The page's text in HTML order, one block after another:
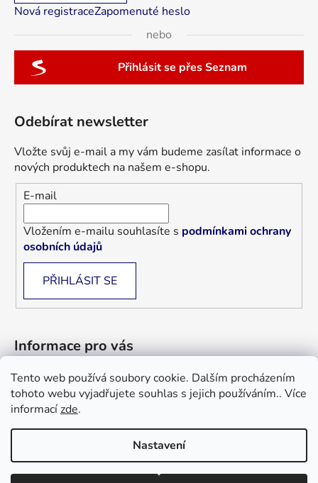
Tento web používá soubory cookie. Dalším procházením
tohoto webu vyjadřujete souhlas s jejich používáním.. Více
informacízde.
Nastavení
Informace a objednávky : +420 733 101 333, +420 733 526 562
Nová registraceZapomenuté heslo
nebo
Přihlásit se přes Seznam
Odebírat newsletter
Vložte svůj e-mail a my vám budeme zasílat informace o
nových produktech na našem e-shopu.
E-mail
Vložením e-mailu souhlasíte s podmínkami ochrany
osobních údajů
PŘIHLÁSIT SE
Informace pro vás
Jak nakupovat
Obchodní podmínky
Vytvořil Shoptet